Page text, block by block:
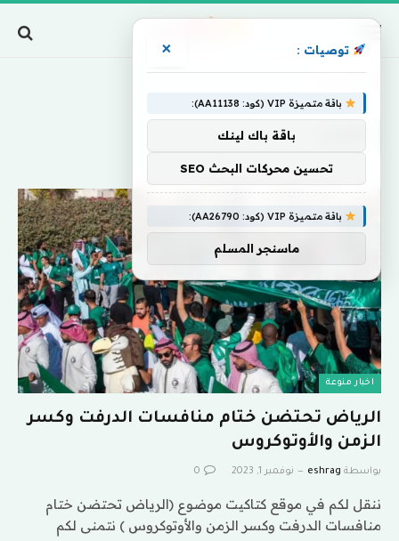
اخبار منوعة
الرياض تحتضن ختام منافسات الدرفت وكسر
الزمن والأوتوكروس
بواسطة eshrag نوفمبر 1, 2023 0
ننقل لكم في موقع كتاكيت موضوع (الرياض تحتضن ختام
منافسات الدرفت وكسر الزمن والأوتوكروس ) نتمنى لكم
توصيات : ×
باقة متميزة VIP (كود: AA11138):
باقة باك لينك
تحسين محركات البحث SEO
باقة متميزة VIP (كود: AA26790):
ماسنجر المسلم